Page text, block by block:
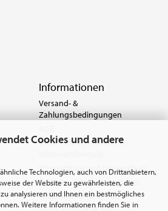
Cookies und andere
Technologien, auch von Drittanbietern,
der Website zu gewährleisten, die
analysieren und Ihnen ein bestmögliches
Weitere Informationen finden Sie in
Informationen
Versand- &
Zahlungsbedingungen
Widerrufsrecht & Muster-
Privatsphäre und Datenschutz
Batterie- & Recyclinghinweis
Abfallvermeidung und
Bewirtschaftung von